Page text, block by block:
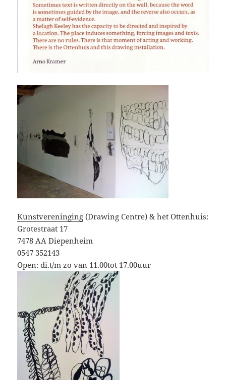
Kunstvereninging (Drawing Centre) & het Ottenhuis:
Grotestraat 17
7478 AA Diepenheim
0547 352143
Open: di.t/m zo van 11.00tot 17.00uur